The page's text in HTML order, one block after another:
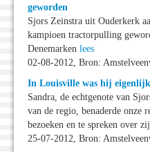
geworden
Sjors Zeinstra uit Ouderkerk
kampioen tractorpulling
Denemarken lees
02-08-2012, Bron:
In Louisville was hij eigenlijk
Sandra, de echtgenote van
van de regio, benaderde onze
bezoeken en te spreken over
25-07-2012, Bron: